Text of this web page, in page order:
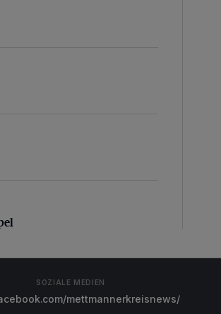
SOZIALE MEDIEN
mettmannerkreisnews/